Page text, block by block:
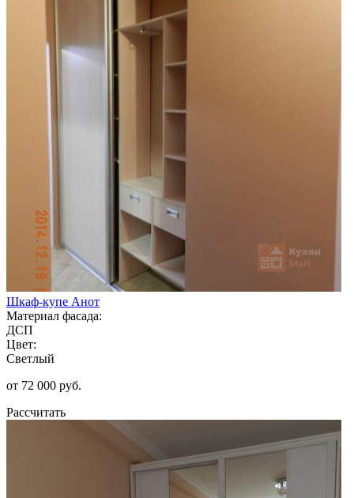
Шкаф-купе Анот
Материал фасада:
ДСП
Цвет:
Светлый
от 72 000 руб.
Рассчитать